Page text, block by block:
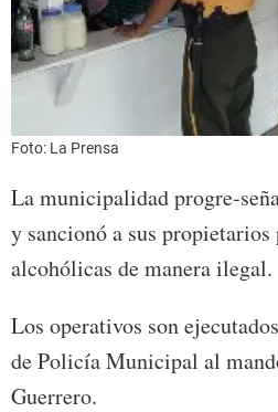
Foto: La Prensa
La municipalidad progre-
y sancionó a sus propietarios
alcohólicas de manera ilegal.
Los operativos son
de Policía Municipal al
Guerrero.